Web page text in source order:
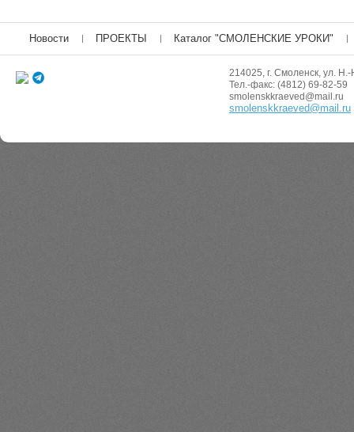
Новости ПРОЕКТЫ Каталог "СМОЛЕНСКИЕ УРОКИ"
214025, г. Смоленск, ул.
Тел.-факс: (4812) 69-82-59
smolenskkraeved@mail.ru
smolenskkraeved@mail.ru